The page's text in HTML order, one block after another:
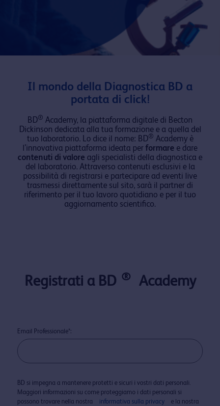
Il mondo della Diagnostica BD a
portata di click!
BD® Academy, la piattaforma digitale di Becton
Dickinson dedicata alla tua formazione e a quella del
tuo laboratorio. Lo dice il nome: BD® Academy è
l’innovativa piattaforma ideata per formare e dare
contenuti di valore agli specialisti della diagnostica e
del laboratorio. Attraverso contenuti esclusivi e la
possibilità di registrarsi e partecipare ad eventi live
trasmessi direttamente sul sito, sarà il partner di
riferimento per il tuo lavoro quotidiano e per il tuo
aggiornamento scientifico.
Registrati a BD ® Academy
Email Professionale*:
BD si impegna a mantenere protetti e sicuri i vostri dati personali.
Maggiori informazioni su come proteggiamo i dati personali si
possono trovare nella nostra
informativa sulla privacy
e la nostra